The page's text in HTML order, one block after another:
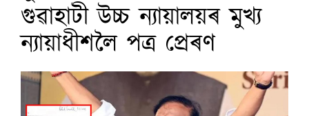
গুৱাহাটী উচ্চ ন্যায়ালয়ৰ মুখ্য
ন্যায়াধীশলৈ পত্ৰ প্ৰেৰণ